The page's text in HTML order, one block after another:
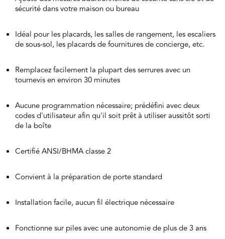
sécurité dans votre maison ou bureau
Idéal pour les placards, les salles de rangement, les escaliers
de sous-sol, les placards de fournitures de concierge, etc.
Remplacez facilement la plupart des serrures avec un
tournevis en environ 30 minutes
Aucune programmation nécessaire; prédéfini avec deux
codes d'utilisateur afin qu'il soit prêt à utiliser aussitôt sorti
de la boîte
Certifié ANSI/BHMA classe 2
Convient à la préparation de porte standard
Installation facile, aucun fil électrique nécessaire
Fonctionne sur piles avec une autonomie de plus de 3 ans